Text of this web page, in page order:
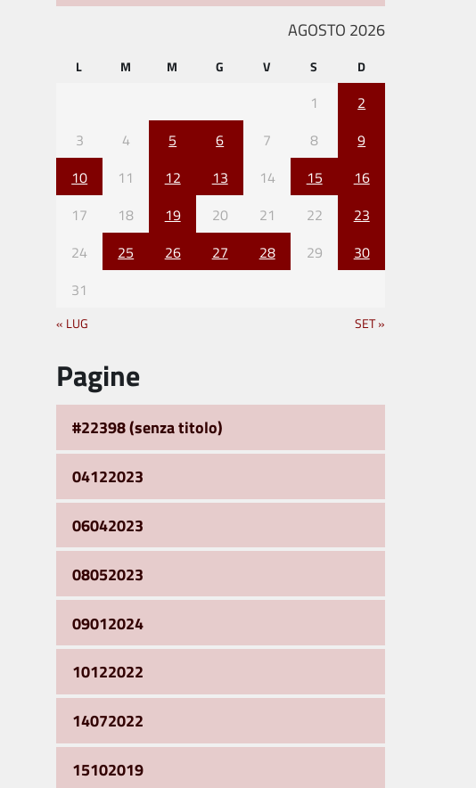
AGOSTO 2026
L M M G V S D
1
2
3
4 5 6 7 8
9
10
11 12 13 14 15
16
17
18 19 20 21 22
23
24
25 26 27 28 29
30
31
« LUG SET »
Pagine
#22398 (senza titolo)
04122023
06042023
08052023
09012024
10122022
14072022
15102019